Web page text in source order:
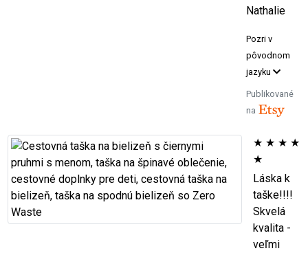
Nathalie
Pozri v
pôvodnom
jazyku
Publikované
na
★ ★ ★ ★
★
Láska k
taške!!!!
Skvelá
kvalita -
veľmi